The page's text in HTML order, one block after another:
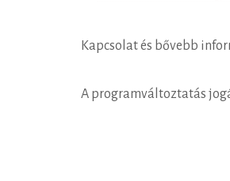
Kapcsolat és bővebb
A programváltoztatás